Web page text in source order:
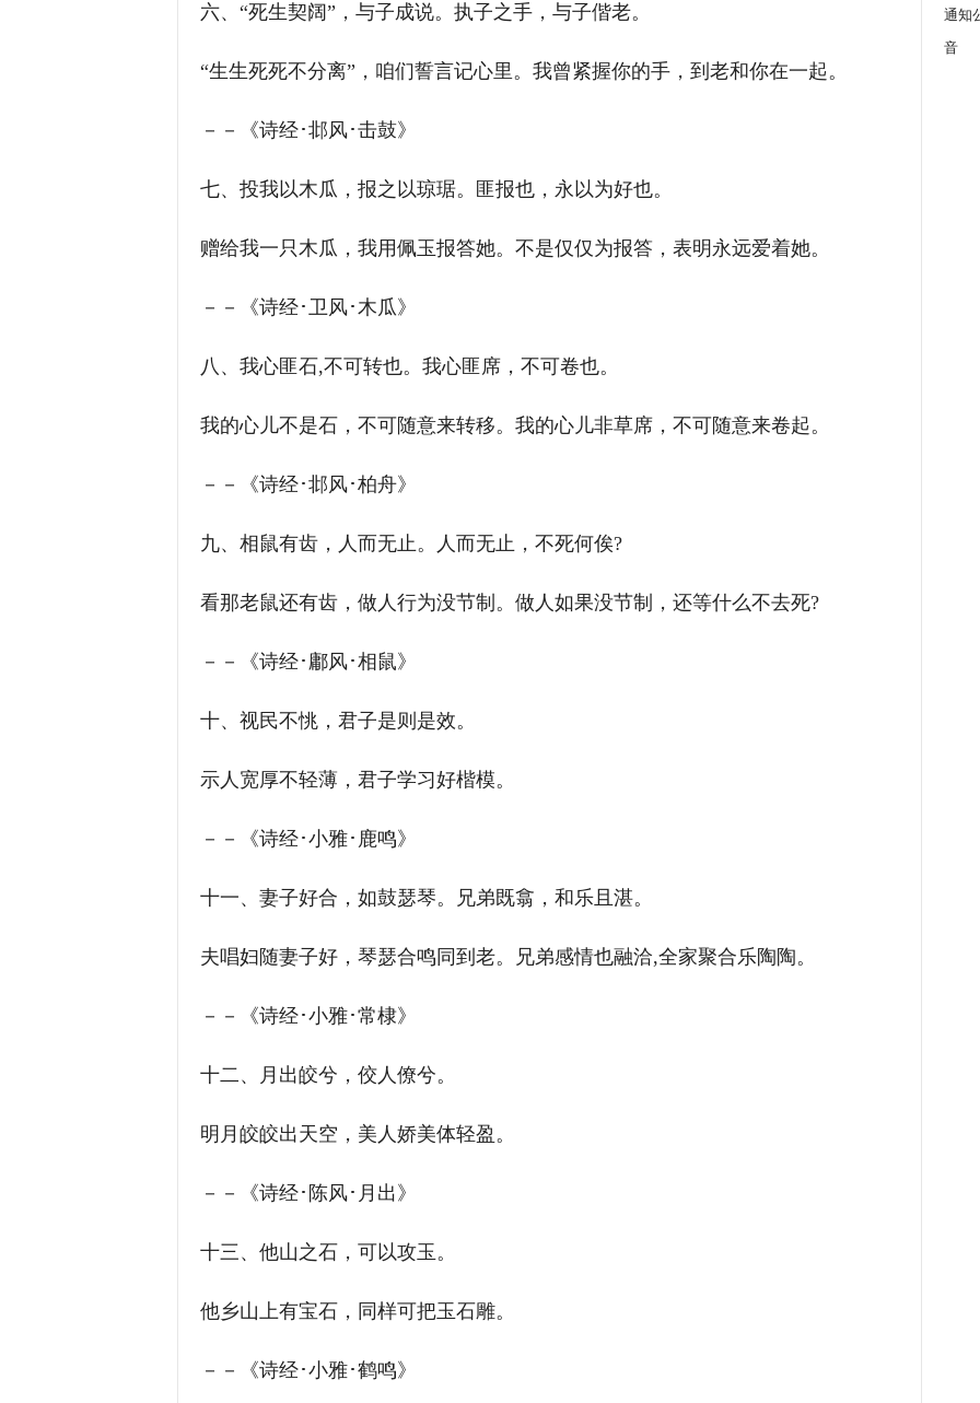
六、“死生契阔”，与子成说。执子之手，与子偕老。
“生生死死不分离”，咱们誓言记心里。我曾紧握你的手，到老和你在一起。
－－《诗经･邶风･击鼓》
七、投我以木瓜，报之以琼琚。匪报也，永以为好也。
赠给我一只木瓜，我用佩玉报答她。不是仅仅为报答，表明永远爱着她。
－－《诗经･卫风･木瓜》
八、我心匪石,不可转也。我心匪席，不可卷也。
我的心儿不是石，不可随意来转移。我的心儿非草席，不可随意来卷起。
－－《诗经･邶风･柏舟》
九、相鼠有齿，人而无止。人而无止，不死何俟?
看那老鼠还有齿，做人行为没节制。做人如果没节制，还等什么不去死?
－－《诗经･鄘风･相鼠》
十、视民不恌，君子是则是效。
示人宽厚不轻薄，君子学习好楷模。
－－《诗经･小雅･鹿鸣》
十一、妻子好合，如鼓瑟琴。兄弟既翕，和乐且湛。
夫唱妇随妻子好，琴瑟合鸣同到老。兄弟感情也融洽,全家聚合乐陶陶。
－－《诗经･小雅･常棣》
十二、月出皎兮，佼人僚兮。
明月皎皎出天空，美人娇美体轻盈。
－－《诗经･陈风･月出》
十三、他山之石，可以攻玉。
他乡山上有宝石，同样可把玉石雕。
－－《诗经･小雅･鹤鸣》
通知
音